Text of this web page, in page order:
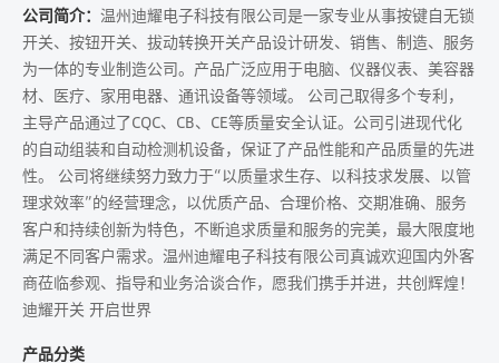
公司简介： 温州迪耀电子科技有限公司是一家专业从事按键自无锁
开关、按钮开关、拔动转换开关产品设计研发、销售、制造、服务
为一体的专业制造公司。产品广泛应用于电脑、仪器仪表、美容器
材、医疗、家用电器、通讯设备等领域。 公司己取得多个专利，
主导产品通过了CQC、CB、CE等质量安全认证。公司引进现代化
的自动组装和自动检测机设备，保证了产品性能和产品质量的先进
性。 公司将继续努力致力于“以质量求生存、以科技求发展、以管
理求效率”的经营理念，以优质产品、合理价格、交期准确、服务
客户和持续创新为特色，不断追求质量和服务的完美，最大限度地
满足不同客户需求。温州迪耀电子科技有限公司真诚欢迎国内外客
商莅临参观、指导和业务洽谈合作，愿我们携手并进，共创辉煌！
迪耀开关 开启世界
产品分类